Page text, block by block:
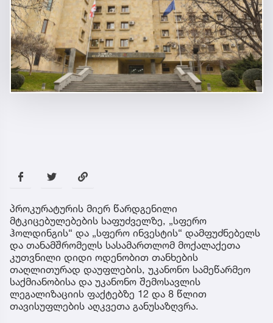
პროკურატურის მიერ წარდგენილი
მტკიცებულებების საფუძველზე, „სფერო
ჰოლდინგის“ და „სფერო ინვესტის“ დამფუძნებელს
და თანამშრომელს სასამართლომ მოქალაქეთა
კუთვნილი დიდი ოდენობით თანხების
თაღლითურად დაუფლების, უკანონო სამეწარმეო
საქმიანობისა და უკანონო შემოსავლის
ლეგალიზაციის ფაქტებზე 12 და 8 წლით
თავისუფლების აღკვეთა განუსაზღვრა.